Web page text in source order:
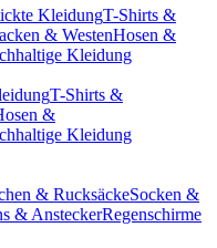
KleidungT-Shirts &
& WestenHosen &
Kleidung
T-Shirts &
&
Kleidung
& RucksäckeSocken &
& AnsteckerRegenschirme